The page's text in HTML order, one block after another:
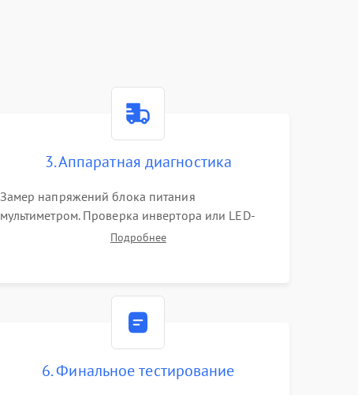
3. Аппаратная диагностика
Замер напряжений блока питания
мультиметром. Проверка инвертора или LED-
драйвера подсветки. Диагностика цепей
Подробнее
6. Финальное тестирование